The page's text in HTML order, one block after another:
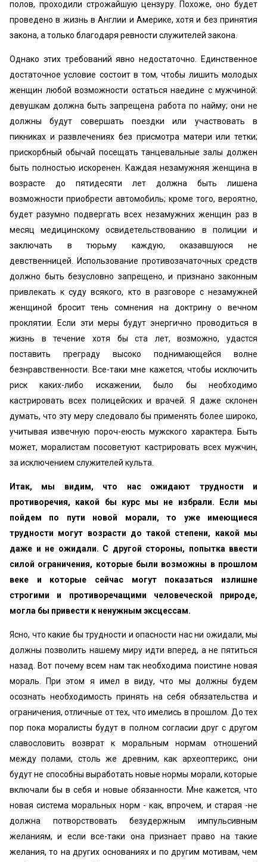
полов, проходили строжайшую цензуру. Похоже, оно будет
проведено в жизнь в Англии и Америке, хотя и без принятия
закона, а только благодаря ревности служителей закона.
Однако этих требований явно недостаточно. Единственное
достаточное условие состоит в том, чтобы лишить молодых
женщин любой возможности остаться наедине с мужчиной:
девушкам должна быть запрещена работа по найму; они не
должны будут совершать поездки или участвовать в
пикниках и развлечениях без присмотра матери или тетки;
прискорбный обычай посещать танцевальные залы должен
быть полностью искоренен. Каждая незамужняя женщина в
возрасте до пятидесяти лет должна быть лишена
возможности приобрести автомобиль; кроме того, вероятно,
будет разумно подвергать всех незамужних женщин раз в
месяц медицинскому освидетельствованию в полиции и
заключать в тюрьму каждую, оказавшуюся не
девственницей. Использование противозачаточных средств
должно быть безусловно запрещено, и признано законным
привлекать к суду всякого, кто в разговоре с незамужней
женщиной бросит тень сомнения на доктрину о вечном
проклятии. Если эти меры будут энергично проводиться в
жизнь в течение хотя бы ста лет, возможно, удастся
поставить преграду высоко поднимающейся волне
безнравственности. Все-таки мне кажется, чтобы исключить
риск каких-либо искажении, было бы необходимо
кастрировать всех полицейских и врачей. Я даже склонен
думать, что эту меру следовало бы применять более широко,
учитывая извечную пороч-еюсть мужского характера. Быть
может, моралистам посоветуют кастрировать всех мужчин,
за исключением служителей культа.
Итак, мы видим, что нас ожидают трудности и
противоречия, какой бы курс мы не избрали. Если мы
пойдем по пути новой морали, то уже имеющиеся
трудности могут возрасти до такой степени, какой мы
даже и не ожидали. С другой стороны, попытка ввести
силой ограничения, которые были возможны в прошлом
веке и которые сейчас могут показаться излишне
строгими и противоречащими человеческой природе,
могла бы привести к ненужным эксцессам.
Ясно, что какие бы трудности и опасности нас ни ожидали, мы
должны позволить нашему миру идти вперед, а не пятиться
назад. Вот почему всем нам так необходима поистине новая
мораль. При этом я имел в виду, что мы должны будем
осознать необходимость принять на себя обязательства и
ограничения, отличные от тех, что имелись в прошлом. До тех
пор пока моралисты будут в полном согласии друг с другом
славословить возврат к моральным нормам отношений
между полами, столь же древним, как археоптерикс, они
будут не способны выработать новые нормы морали, которые
включали бы в себя и новые обязанности. Мне кажется, что
новая система моральных норм - как, впрочем, и старая -не
должна потворствовать безудержным импульсивным
желаниям, и если все-таки она признает право на такие
желания, то на других основаниях и по другим мотивам, чем